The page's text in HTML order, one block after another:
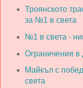
Троянското
за №1 в света
№1 в света -
Ограничения в
Майкъл с
света